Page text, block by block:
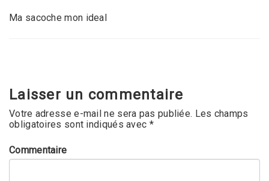
Ma sacoche mon ideal
Laisser un commentaire
Votre adresse e-mail ne sera pas publiée. Les champs
obligatoires sont indiqués avec *
Commentaire